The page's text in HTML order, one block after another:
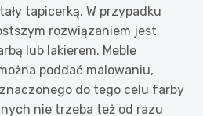
tapicerką. W przypadku
rozwiązaniem jest
lub lakierem. Meble
poddać malowaniu,
do tego celu farby
nie trzeba też od razu